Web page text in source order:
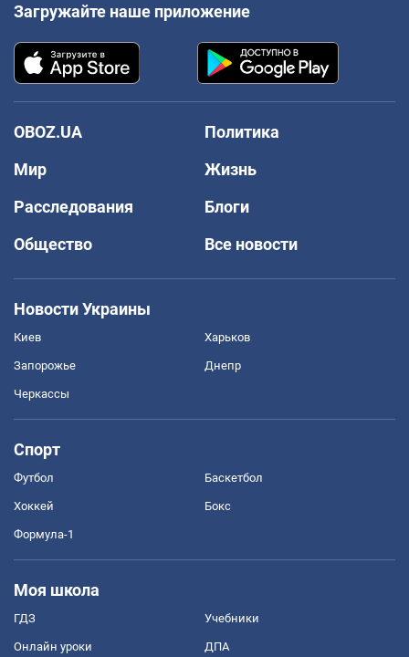
Загружайте наше приложение
OBOZ.UA
Политика
Мир
Жизнь
Расследования
Блоги
Общество
Все новости
Новости Украины
Киев Харьков
Запорожье Днепр
Черкассы
Спорт
Футбол Баскетбол
Хоккей Бокс
Формула-1
Моя школа
ГДЗ Учебники
Онлайн уроки ДПА